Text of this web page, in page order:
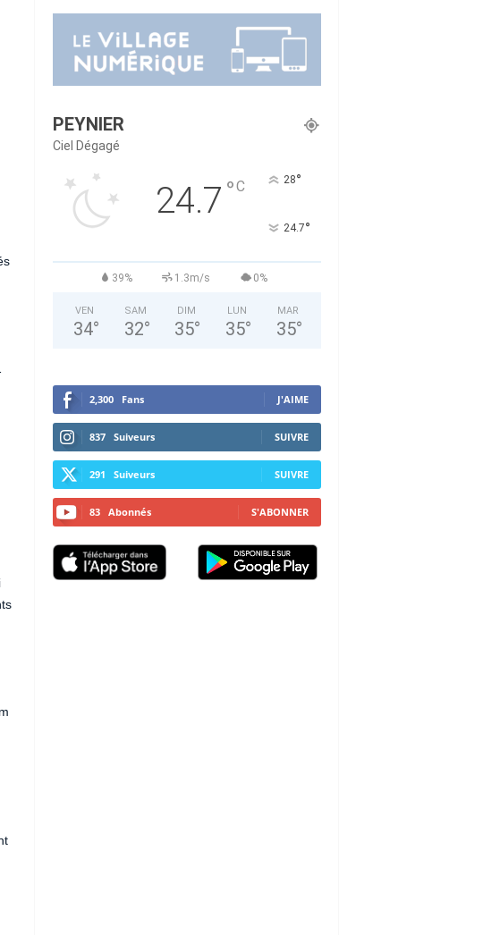
PEYNIER
Ciel Dégagé
24.7 °C 28°
24.7°
39% 1.3m/s 0%
VEN
34°
SAM
32°
DIM
35°
LUN
35°
MAR
35°
2,300 Fans J'AIME
837 Suiveurs SUIVRE
291 Suiveurs SUIVRE
83 Abonnés S'ABONNER